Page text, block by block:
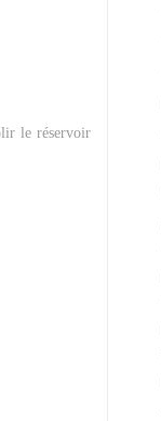
le réservoir